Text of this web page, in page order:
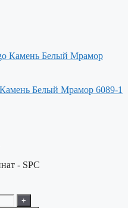
Белый Мрамор 6089-1
- SPC
+